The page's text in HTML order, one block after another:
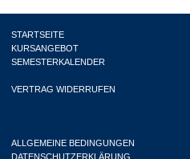
STARTSEITE
KURSANGEBOT
SEMESTERKALENDER
VERTRAG WIDERRUFEN
ALLGEMEINE BEDINGUNGEN
DATENSCHUTZERKLÄRUNG